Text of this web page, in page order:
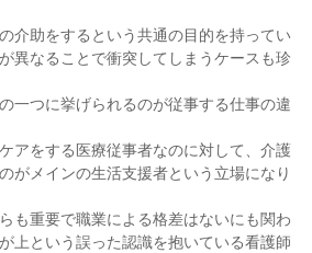
介助をするという共通の目的を持ってい
異なることで衝突してしまうケースも珍
一つに挙げられるのが従事する仕事の違
アをする医療従事者なのに対して、介護
がメインの生活支援者という立場になり
も重要で職業による格差はないにも関わ
上という誤った認識を抱いている看護師